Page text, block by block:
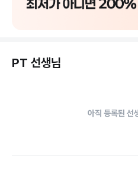
로그램을 제공합니다.
최고의 시설과 프로그램으로 건강한
양한 혜택과 함께 당신의 건강 목표를
PT 선생님
아직 등록된 선